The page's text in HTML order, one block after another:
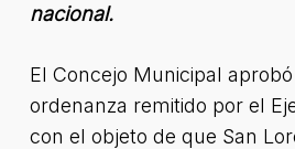
nacional.
El Concejo Municipal
ordenanza remitido por el
con el objeto de que San